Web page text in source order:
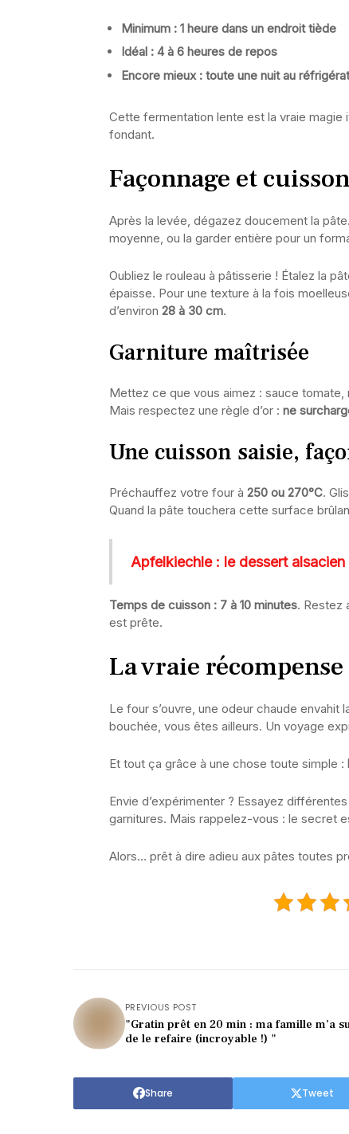
Minimum : 1 heure dans un endroit tiède
Idéal : 4 à 6 heures de repos
Encore mieux : toute une nuit au
Cette fermentation lente est la vraie
fondant.
Façonnage et
Après la levée, dégazez doucement la
moyenne, ou la garder entière pour un
Oubliez le rouleau à pâtisserie ! Étalez la
épaisse. Pour une texture à la fois
d’environ 28 à 30 cm.
Garniture maîtrisée
Mettez ce que vous aimez : sauce
Mais respectez une règle d’or : ne
Une cuisson saisie,
Préchauffez votre four à 250 ou 270°C.
Quand la pâte touchera cette surface
Apfelkiechle : le dessert
Temps de cuisson : 7 à 10 minutes. Restez
est prête.
La vraie
Le four s’ouvre, une odeur chaude
bouchée, vous êtes ailleurs. Un voyage
Et tout ça grâce à une chose toute simple :
Envie d’expérimenter ? Essayez
garnitures. Mais rappelez-vous : le secret
Alors… prêt à dire adieu aux pâtes toutes
PREVIOUS POST
"Gratin prêt en 20 min : ma famille m’a
de le refaire (incroyable !) "
Share Tweet